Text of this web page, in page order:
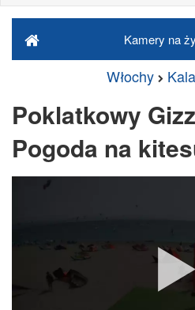
Kamery na
Włochy
Poklatkowy
Pogoda na